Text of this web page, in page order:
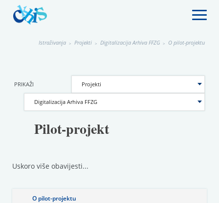
Istraživanja > Projekti > Digitalizacija Arhiva FFZG > O pilot-projektu
PRIKAŽI
Pilot-projekt
Uskoro više obavijesti...
O pilot-projektu